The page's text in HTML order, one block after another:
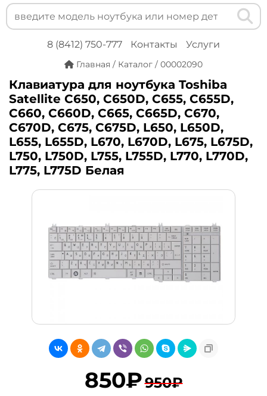
8 (8412) 750-777 Контакты Услуги
Главная / Каталог / 00002090
Клавиатура для ноутбука Toshiba
Satellite C650, C650D, C655, C655D,
C660, C660D, C665, C665D, C670,
C670D, C675, C675D, L650, L650D,
L655, L655D, L670, L670D, L675, L675D,
L750, L750D, L755, L755D, L770, L770D,
L775, L775D Белая
850₽950₽